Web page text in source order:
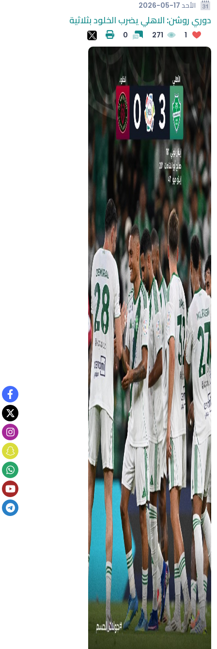
الأحد 2026-05-17
دوري روشن: الاهلي يضرب الخلود بثلاثية
1
271
0